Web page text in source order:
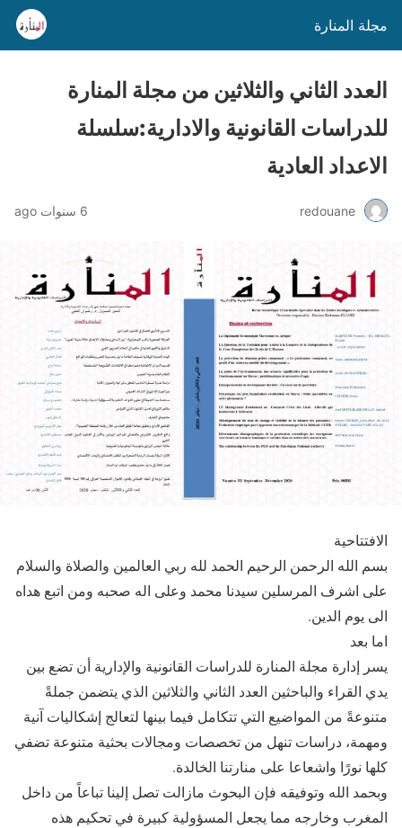
مجلة المنارة
العدد الثاني والثلاثين من مجلة المنارة
للدراسات القانونية والادارية:سلسلة
الاعداد العادية
redouane 6 سنوات ago
الافتتاحية
بسم الله الرحمن الرحيم الحمد لله ربي العالمين والصلاة والسلام
على اشرف المرسلين سيدنا محمد وعلى اله صحبه ومن اتبع هداه
الى يوم الدين.
اما بعد
يسر إدارة مجلة المنارة للدراسات القانونية والإدارية أن تضع بين
يدي القراء والباحثين العدد الثاني والثلاثين الذي يتضمن جملةً
متنوعةً من المواضيع التي تتكامل فيما بينها لتعالج إشكاليات آنية
ومهمة، دراسات تنهل من تخصصات ومجالات بحثية متنوعة تضفي
كلها نورًا واشعاعا على منارتنا الخالدة.
وبحمد الله وتوفيقه فإن البحوث مازالت تصل إلينا تباعاً من داخل
المغرب وخارجه مما يجعل المسؤولية كبيرة في تحكيم هذه